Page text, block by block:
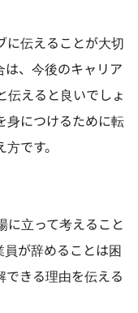
に伝えることが大切
は、今後のキャリア
伝えると良いでしょ
身につけるために転
です。
に立って考えること
が辞めることは困
できる理由を伝える